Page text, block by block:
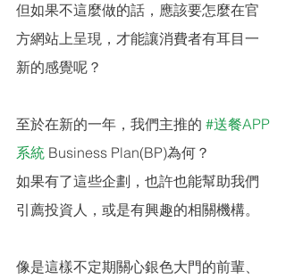
但如果不這麼做的話，應該要怎麼在官
方網站上呈現，才能讓消費者有耳目一
新的感覺呢？
至於在新的一年，我們主推的 #送餐APP
系統 Business Plan(BP)為何？
如果有了這些企劃，也許也能幫助我們
引薦投資人，或是有興趣的相關機構。
像是這樣不定期關心銀色大門的前輩、